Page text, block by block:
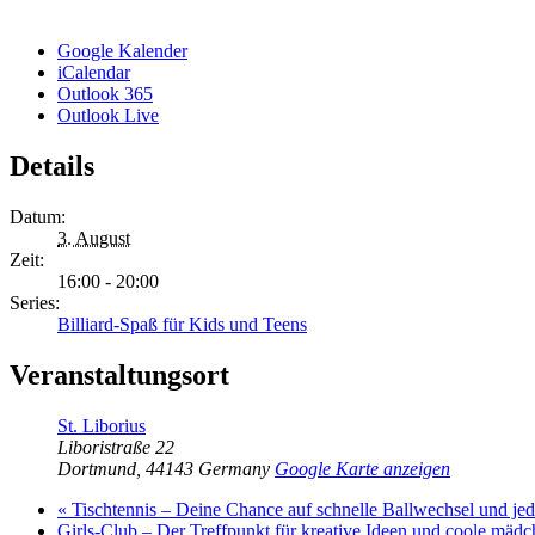
Google Kalender
iCalendar
Outlook 365
Outlook Live
Details
Datum:
3. August
Zeit:
16:00 - 20:00
Series:
Billiard-Spaß für Kids und Teens
Veranstaltungsort
St. Liborius
Liboristraße 22
Dortmund 44143 Germany Google Karte anzeigen
« Tischtennis – Deine Chance auf schnelle Ballwechsel und
Girls-Club – Der Treffpunkt für kreative Ideen und coole